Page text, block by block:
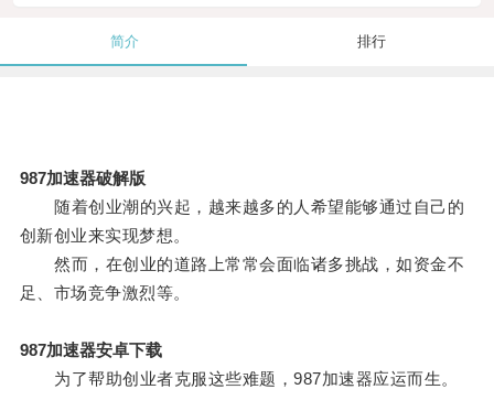
简介 排行
987加速器破解版
随着创业潮的兴起，越来越多的人希望能够通过自己的
创新创业来实现梦想。
然而，在创业的道路上常常会面临诸多挑战，如资金不
足、市场竞争激烈等。
987加速器安卓下载
为了帮助创业者克服这些难题，987加速器应运而生。